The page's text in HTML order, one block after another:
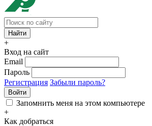
+
Вход на сайт
Email
Пароль
Регистрация Забыли пароль?
Войти
Запомнить меня на этом компьютере
+
Как добраться